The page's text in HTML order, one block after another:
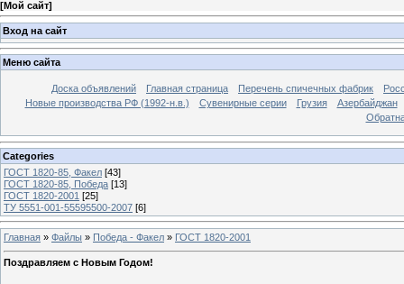
[Мой сайт]
Вход на сайт
Меню сайта
Доска объявлений Главная страница Перечень спичечных фабрик
Новые производства РФ (1992-н.в.)
Сувенирные серии Грузия
Азербайджан
Categories
ГОСТ 1820-85, Факел [43]
ГОСТ 1820-85, Победа [13]
ГОСТ 1820-2001 [25]
ТУ 5551-001-55595500-2007 [6]
Главная » Файлы » Победа - Факел » ГОСТ 1820-2001
Поздравляем с Новым Годом!